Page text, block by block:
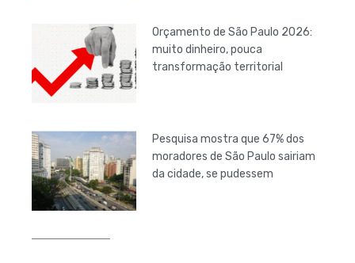
Orçamento de São Paulo 2026:
muito dinheiro, pouca
transformação territorial
Pesquisa mostra que 67% dos
moradores de São Paulo sairiam
da cidade, se pudessem